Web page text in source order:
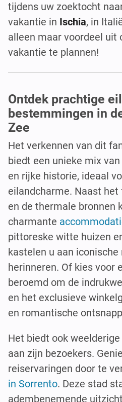
tijdens uw zoektocht
vakantie in Ischia, in
alleen maar voordeel uit
vakantie te plannen!
Ontdek prachtige
bestemmingen in
Zee
Het verkennen van dit
biedt een unieke mix
en rijke historie, ideaal
eilandcharme. Naast
en de thermale bronnen
charmante
pittoreske witte huizen
kastelen u aan
herinneren. Of kies voor
beroemd om de
en het exclusieve
en romantische
Het biedt ook
aan zijn bezoekers.
reiservaringen door te
in Sorrento. Deze stad
adembenemende